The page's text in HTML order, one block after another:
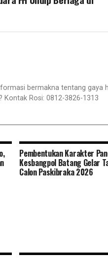
bermakna tentang gaya
Kontak Rosi: 0812-3826-1313
Pembentukan Karakter
Kesbangpol Batang Gelar
Calon Paskibraka 2026